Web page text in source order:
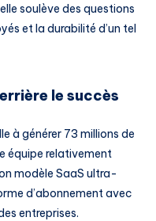
soulève des questions
et la durabilité d’un tel
le succès
à générer 73 millions de
équipe relativement
modèle SaaS ultra-
d’abonnement avec
entreprises.